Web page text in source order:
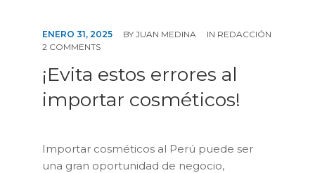
ENERO 31, 2025 BY JUAN MEDINA IN REDACCIÓN
2 COMMENTS
¡Evita estos errores al
importar cosméticos!
Importar cosméticos al Perú puede ser
una gran oportunidad de negocio,